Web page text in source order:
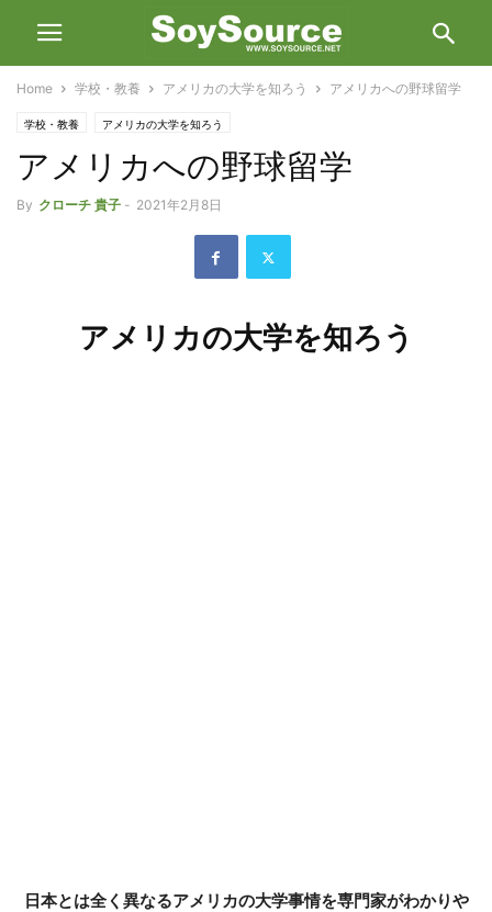
Home 学校・教養 アメリカの大学を知ろう アメリカへの野球留学
学校・教養 アメリカの大学を知ろう
アメリカへの野球留学
By クローチ 貴子 - 2021年2月8日
アメリカの大学を知ろう
日本とは全く異なるアメリカの大学事情を専門家がわかりや